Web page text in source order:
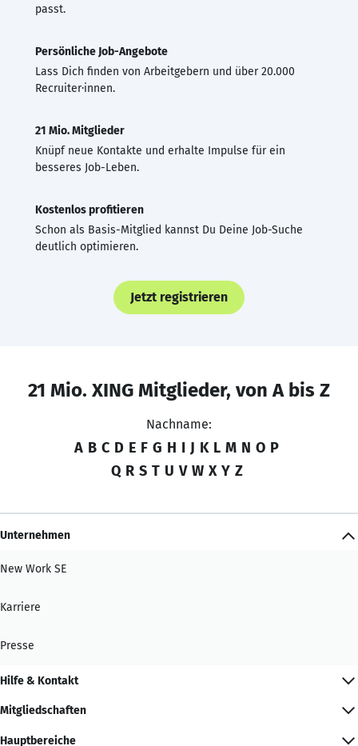
passt.
Persönliche Job-Angebote
Lass Dich finden von Arbeitgebern und über 20.000
Recruiter·innen.
21 Mio. Mitglieder
Knüpf neue Kontakte und erhalte Impulse für ein
besseres Job-Leben.
Kostenlos profitieren
Schon als Basis-Mitglied kannst Du Deine Job-Suche
deutlich optimieren.
Jetzt registrieren
21 Mio. XING Mitglieder, von A bis Z
Nachname:
A B C D E F G H I J K L M N O P
Q R S T U V W X Y Z
Unternehmen
New Work SE
Karriere
Presse
Hilfe & Kontakt
Mitgliedschaften
Hauptbereiche